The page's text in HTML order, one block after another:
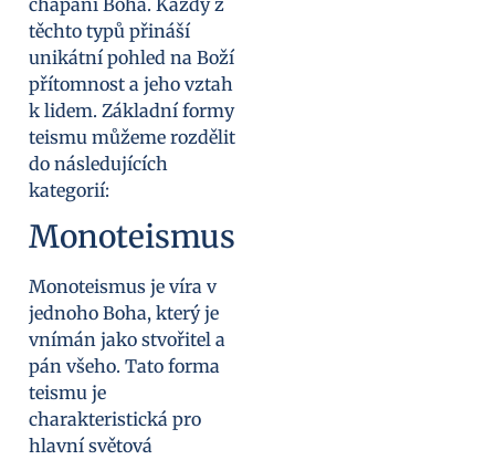
těchto typů přináší
unikátní pohled na Boží
přítomnost a jeho vztah
k lidem. Základní formy
teismu můžeme rozdělit
do následujících
kategorií:
Monoteismus
Monoteismus je víra v
jednoho Boha, který je
vnímán jako stvořitel a
pán všeho. Tato forma
teismu je
charakteristická pro
hlavní světová